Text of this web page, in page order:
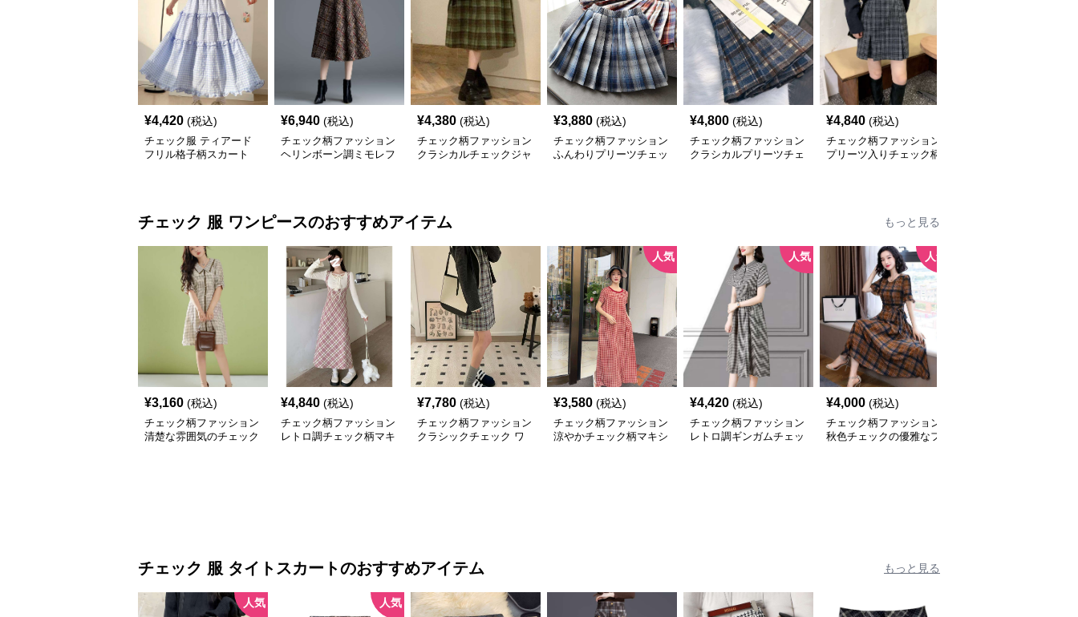
¥4,420 (税込)
チェック服 ティアード
フリル格子柄スカート
¥6,940 (税込)
チェック柄ファッション
ヘリンボーン調ミモレフ
¥4,380 (税込)
チェック柄ファッション
クラシカルチェックジャ
¥3,880 (税込)
チェック柄ファッション
ふんわりプリーツチェッ
¥4,800 (税込)
チェック柄ファッション
クラシカルプリーツチェ
¥4,840 (税込)
チェック柄ファッション
プリーツ入りチェック柄
チェック 服 ワンピースのおすすめアイテム もっと見る
¥3,160 (税込)
チェック柄ファッション
清楚な雰囲気のチェック
¥4,840 (税込)
チェック柄ファッション
レトロ調チェック柄マキ
¥7,780 (税込)
チェック柄ファッション
クラシックチェック ワ
人気
¥3,580 (税込)
チェック柄ファッション
涼やかチェック柄マキシ
人気
¥4,420 (税込)
チェック柄ファッション
レトロ調ギンガムチェッ
人気
¥4,000 (税込)
チェック柄ファッション
秋色チェックの優雅なフ
チェック 服 タイトスカートのおすすめアイテム もっと見る
人気 人気